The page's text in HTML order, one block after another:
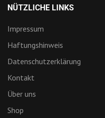
NÜTZLICHE LINKS
Impressum
Haftungshinweis
Datenschutzerklärung
Kontakt
Über uns
Shop